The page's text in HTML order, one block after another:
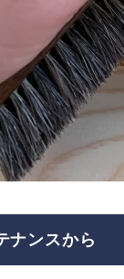
ナンスから